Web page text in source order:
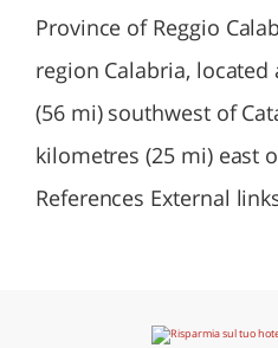
Province of Reggio
region Calabria,
(56 mi) southwest of
kilometres (25 mi) east
References External